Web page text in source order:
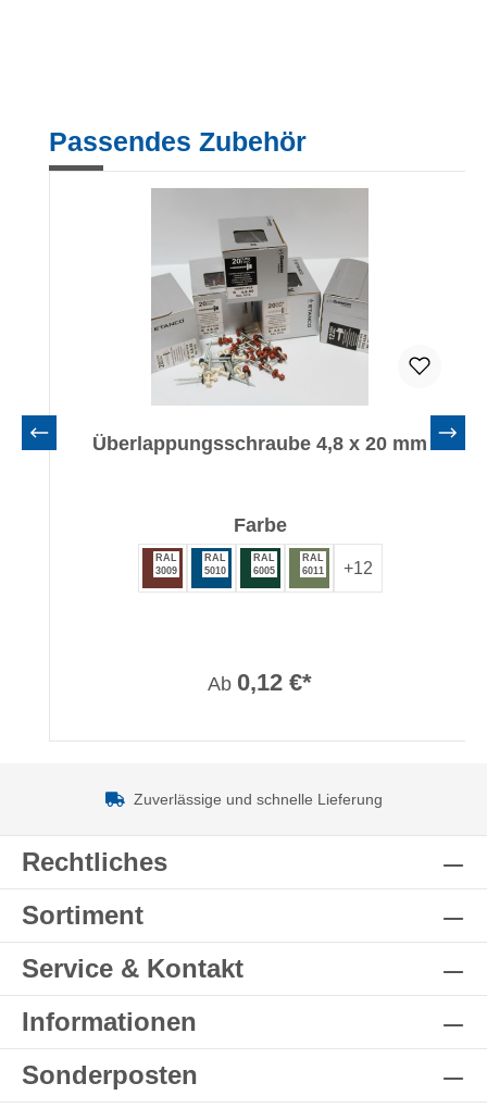
Produktgalerie überspringen
Passendes Zubehör
Überlappungsschraube 4,8 x 20 mm
Farbeauswählen
RAL
3009
RAL
5010
RAL
6005
RAL
6011
+12
Ab 0,12 €*
Zuverlässige und schnelle Lieferung
Rechtliches
Sortiment
Service & Kontakt
Informationen
Sonderposten